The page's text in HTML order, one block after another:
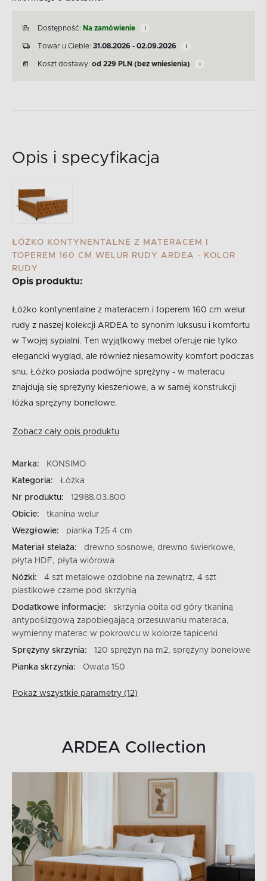
Dostępność: Na zamówienie
Towar u Ciebie: 31.08.2026 - 02.09.2026
Koszt dostawy: od 229 PLN (bez wniesienia)
Opis i specyfikacja
ŁÓŻKO KONTYNENTALNE Z MATERACEM I
TOPEREM 160 CM WELUR RUDY ARDEA - KOLOR
RUDY
Opis produktu:
Łóżko kontynentalne z materacem i toperem 160 cm welur
rudy z naszej kolekcji ARDEA to synonim luksusu i komfortu
w Twojej sypialni. Ten wyjątkowy mebel oferuje nie tylko
elegancki wygląd, ale również niesamowity komfort podczas
snu. Łóżko posiada podwójne sprężyny - w materacu
znajdują się sprężyny kieszeniowe, a w samej konstrukcji
łóżka sprężyny bonellowe.
Zobacz cały opis produktu
Marka:
KONSIMO
Kategoria:
Łóżka
Nr produktu:
12988.03.800
Obicie:
tkanina welur
Wezgłowie:
pianka T25 4 cm
Materiał stelaża:
drewno sosnowe, drewno świerkowe,
płyta HDF, płyta wiórowa
Nóżki:
4 szt metalowe ozdobne na zewnątrz, 4 szt
plastikowe czarne pod skrzynią
Dodatkowe informacje:
skrzynia obita od góry tkaniną
antypoślizgową zapobiegającą przesuwaniu materaca,
wymienny materac w pokrowcu w kolorze tapicerki
Sprężyny skrzynia:
120 sprężyn na m2, sprężyny bonelowe
Pianka skrzynia:
Owata 150
Pokaż wszystkie parametry (12)
ARDEA Collection